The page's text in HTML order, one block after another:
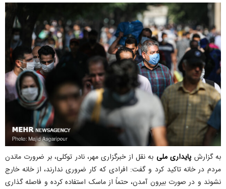
به گزارش پایداری ملی به نقل از خبرگزاری مهر، نادر توکلی، بر ضرورت ماندن
مردم در خانه تاکید کرد و گفت: افرادی که کار ضروری ندارند، از خانه خارج
نشوند و در صورت بیرون آمدن، حتماً از ماسک استفاده کرده و فاصله گذاری